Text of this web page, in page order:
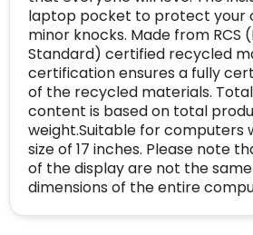
laptop pocket to protect your
minor knocks. Made from RCS
Standard) certified recycled
certification ensures a fully
of the recycled materials.
content is based on total
weight.Suitable for computers
size of 17 inches. Please note
of the display are not the
dimensions of the entire
BEDRIJFSGEGEVENS
Bedrijfsnaam Linkkado
Domein: linkkado.be
Oprichting van de
onderneming:
2026
Aantal werknemers: 1-10
Blacklist Geen site op de zwarte
Geldig SSL-certificaat
Spam E-mail is spamvrij
van klanttevredenheid
voldoen aan een hoog niveau
veiligheidsprotocol, kunnen
certificaat verkrijgen. Zoekt u bij
naar de certificaten van
met vertrouwen!
Meer informatie»
Voor bedrijven
Bouwt u vertrouwen op en